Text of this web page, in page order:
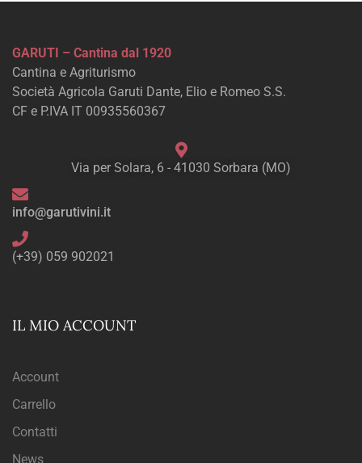
GARUTI – Cantina dal 1920
Cantina e Agriturismo
Società Agricola Garuti Dante, Elio e Romeo S.S.
CF e P.IVA IT 00935560367
Via per Solara, 6 - 41030 Sorbara (MO)
info@garutivini.it
(+39) 059 902021
IL MIO ACCOUNT
Account
Carrello
Contatti
News